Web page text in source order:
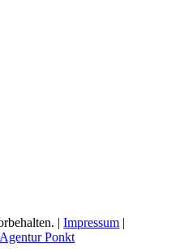
|Impressum |
Agentur Ponkt